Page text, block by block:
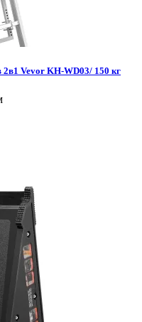
2в1 Vevor KH-WD03/ 150 кг